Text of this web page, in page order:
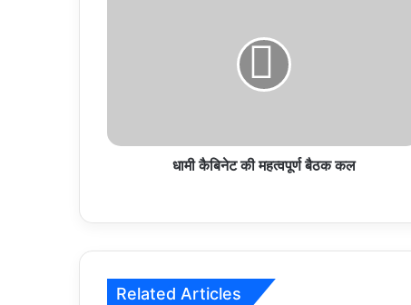
धामी कैबिनेट की महत्वपूर्ण बैठक कल
Related Articles